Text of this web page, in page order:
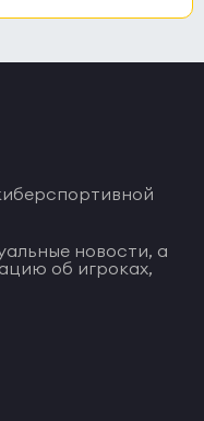
новости, а
об игроках,